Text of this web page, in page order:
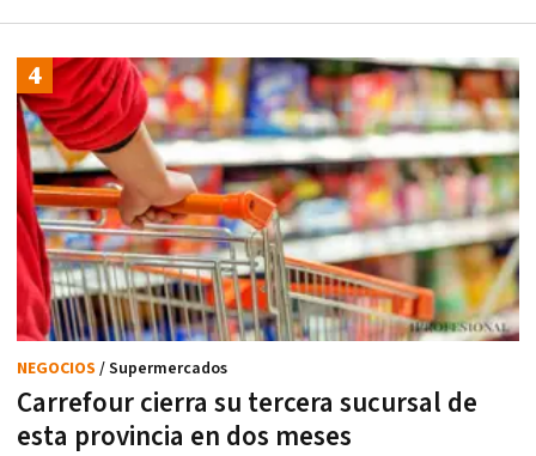
Carrefour cierra su tercera sucursal de
esta provincia en dos meses
NEGOCIOS / Supermercados